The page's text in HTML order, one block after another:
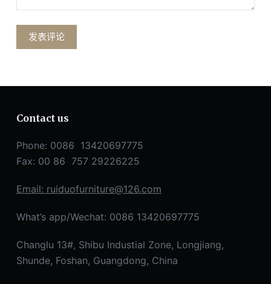
发表评论
Contact us
Phone: 0086 13420697775
Fax: 00 86 757 29226225
Email: ruiduofurniture@126.com
What’s app/Wechat: 0086 13420697775
Changlu 13#, Shibu Industial Zone, Longjiang,
Shunde, Foshan, Guangdong, China